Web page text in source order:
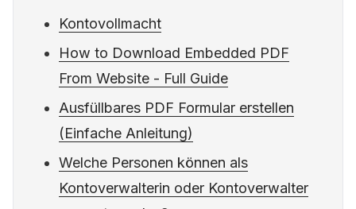
Kontovollmacht
How to Download Embedded PDF
From Website - Full Guide
Ausfüllbares PDF Formular erstellen
(Einfache Anleitung)
Welche Personen können als
Kontoverwalterin oder Kontoverwalter